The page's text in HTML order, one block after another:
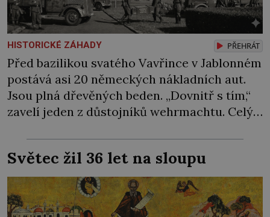
HISTORICKÉ ZÁHADY PŘEHRÁT
Před bazilikou svatého Vavřince v Jablonném
postává asi 20 německých nákladních aut.
Jsou plná dřevěných beden. „Dovnitř s tím,“
zavelí jeden z důstojníků wehrmachtu. Celý
Alespoň tak se to šušká mezi místními…
Podzemí kostela v Jablonném v Podještědí je
podle pamětníků protkáno celou sítí chodeb.
Jedna prý vede na radnici, druhá na nedaleký
zámek […]
Světec žil 36 let na sloupu